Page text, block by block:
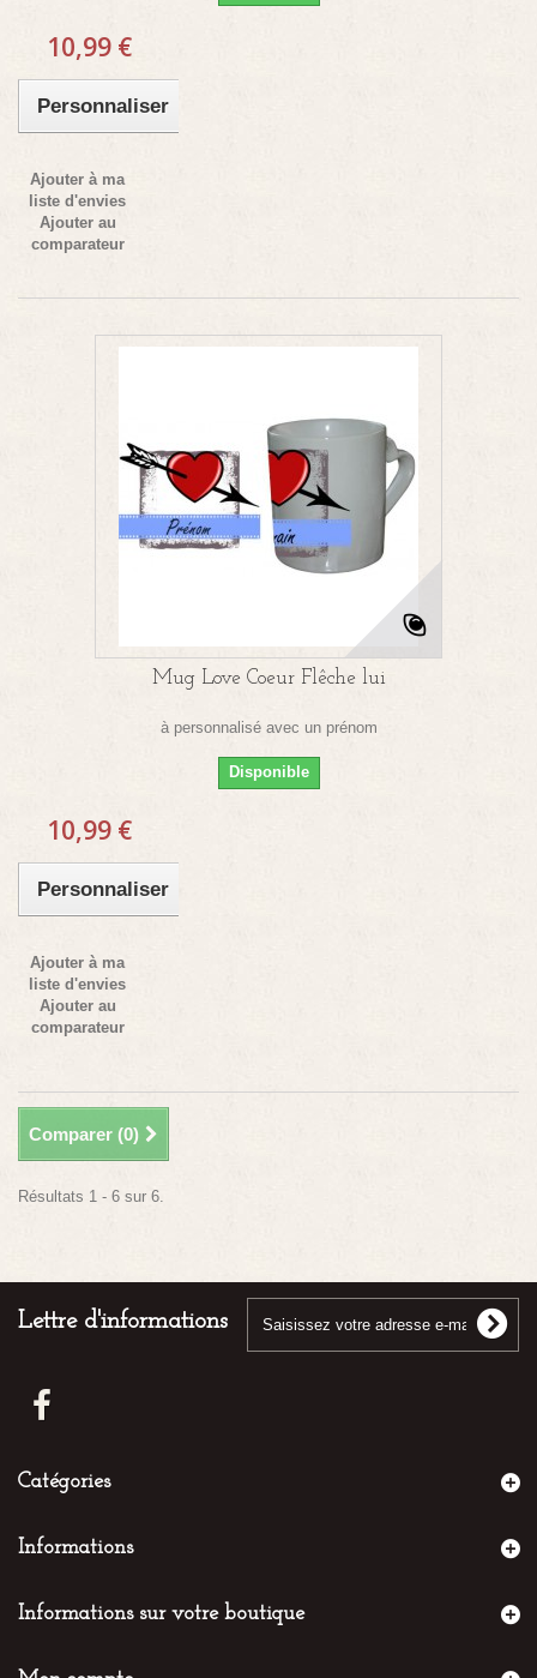
10,99 €
Personnaliser
Ajouter à ma
liste d'envies
Ajouter au
comparateur
Mug Love Coeur Flêche lui
à personnalisé avec un prénom
Disponible
10,99 €
Personnaliser
Ajouter à ma
liste d'envies
Ajouter au
comparateur
Comparer (0)
Résultats 1 - 6 sur 6.
Lettre d'informations
Catégories
Informations
Informations sur votre boutique